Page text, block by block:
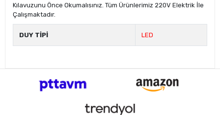
Kılavuzunu Önce Okumalısınız. Tüm Ürünlerimiz 220V Elektrik İle
Çalışmaktadır.
DUY TİPİ LED